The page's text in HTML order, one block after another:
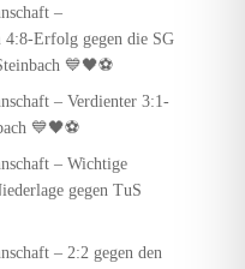
–
Erfolg gegen die SG
💙🖤⚽
– Verdienter 3:1-
💙🖤⚽
– Wichtige
gegen TuS
– 2:2 gegen den